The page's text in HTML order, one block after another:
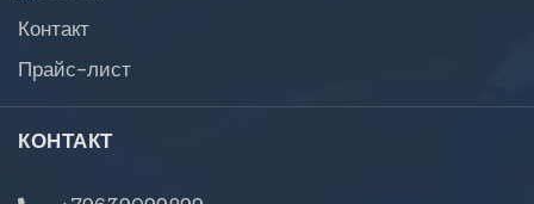
Контакт
Прайс-лист
КОНТАКТ